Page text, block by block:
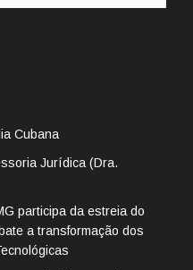
Cubana
Jurídica (Dra.
participa da estreia do
a transformação dos